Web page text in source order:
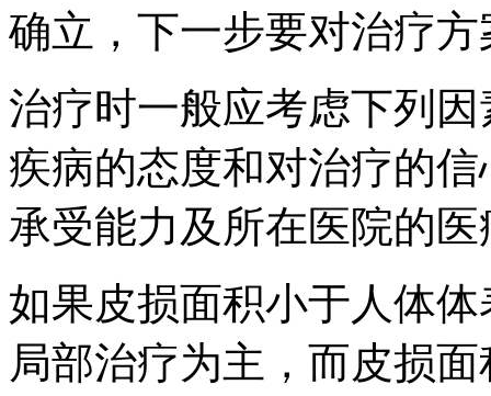
确立，下一步要对治疗
治疗时一般应考虑下列
疾病的态度和对治疗的
承受能力及所在医院的
如果皮损面积小于人体
局部治疗为主，而皮损